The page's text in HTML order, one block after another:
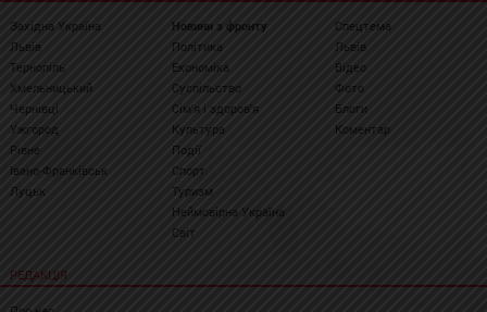
Західна Україна
Львів
Тернопіль
Хмельницький
Чернівці
Ужгород
Рівне
Івано-Франківськ
Луцьк
Новини з фронту
Політика
Економіка
Суспільство
Сім'я і здоров'я
Культура
Події
Спорт
Туризм
Неймовірна Україна
Світ
Спецтема
Львів
Відео
Фото
Блоги
Коментар
РЕДАКЦІЯ